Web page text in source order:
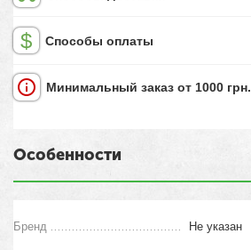
Способы оплаты
Минимальный заказ от 1000 грн.
Особенности
Бренд Не указан